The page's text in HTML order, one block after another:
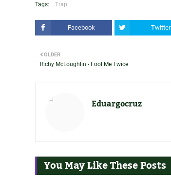
Tags: Trap
Facebook Twitter
OLDER
Richy McLoughlin - Fool Me Twice
Eduargocruz
You May Like These Posts